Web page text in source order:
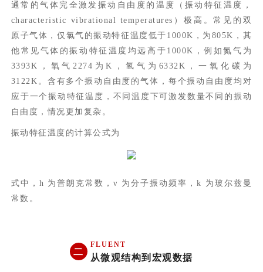
通常的气体完全激发振动自由度的温度（振动特征温度，
characteristic vibrational temperatures）极高。常见的双
原子气体，仅氯气的振动特征温度低于1000K，为805K，其
他常见气体的振动特征温度均远高于1000K，例如氮气为
3393K，氧气2274为K，氢气为6332K，一氧化碳为
3122K。含有多个振动自由度的气体，每个振动自由度均对
应于一个振动特征温度，不同温度下可激发数量不同的振动
自由度，情况更加复杂。
振动特征温度的计算公式为
式中，h 为普朗克常数，ν 为分子振动频率，k 为玻尔兹曼
常数。
二
FLUENT
从微观结构到宏观数据